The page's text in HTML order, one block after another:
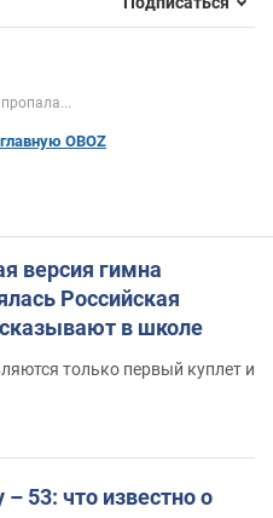
OBOZ
версия гимна
Российская
в школе
только первый куплет и
53: что известно о